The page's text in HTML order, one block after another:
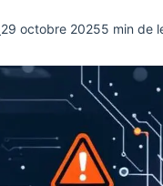
29 octobre 20255 min de